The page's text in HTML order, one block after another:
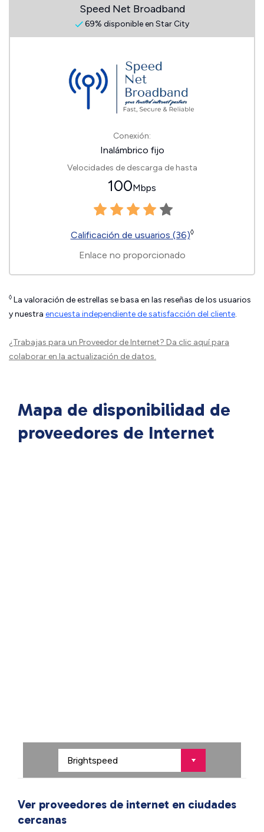
Speed Net Broadband
69% disponible en Star City
Conexión:
Inalámbrico fijo
Velocidades de descarga de hasta
100Mbps
Calificación de usuarios (36)◊
Enlace no proporcionado
◊ La valoración de estrellas se basa en las reseñas de los usuarios
y nuestra encuesta independiente de satisfacción del cliente.
¿Trabajas para un Proveedor de Internet? Da clic aquípara
colaborar en la actualización de datos.
Mapa de disponibilidad de
proveedores de Internet
Ver proveedores de internet en ciudades
cercanas